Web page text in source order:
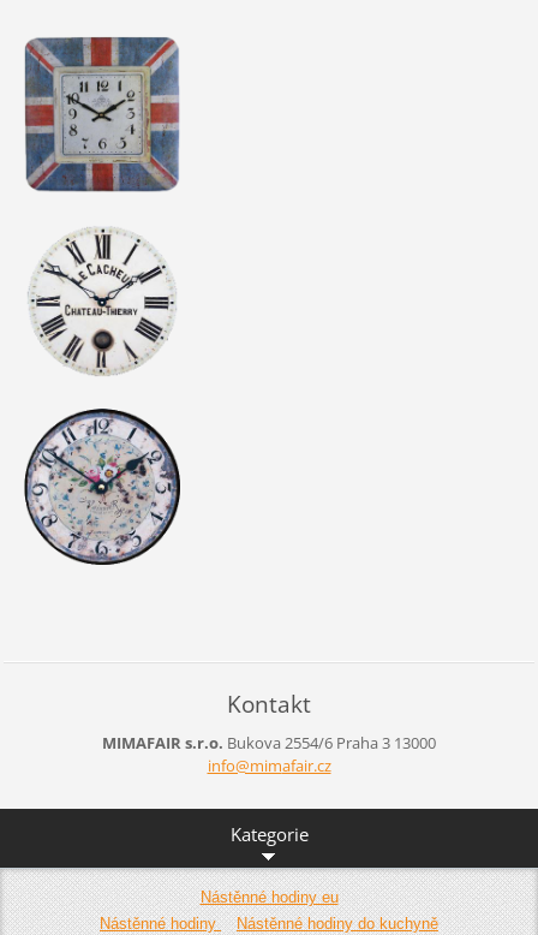
Kontakt
MIMAFAIR s.r.o. Bukova 2554/6 Praha 3 13000
info@mimafair.cz
Kategorie
Nástěnné hodiny eu
Nástěnné hodiny
Nástěnné hodiny do kuchyně